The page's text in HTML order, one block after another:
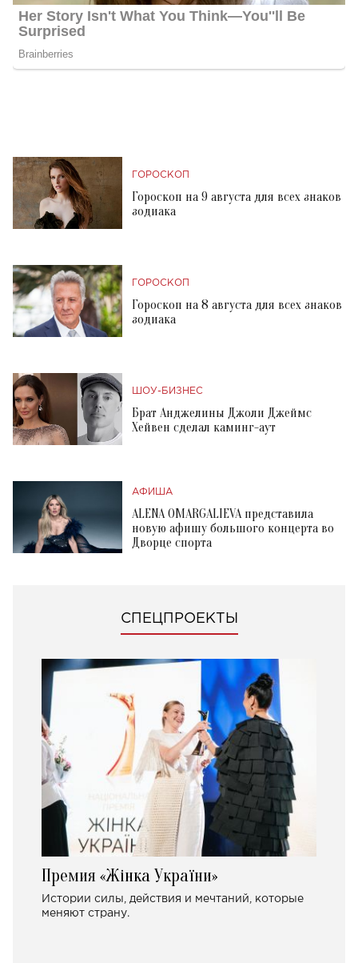
ГОРОСКОП
Гороскоп на 9 августа для всех знаков
зодиака
ГОРОСКОП
Гороскоп на 8 августа для всех знаков
зодиака
ШОУ-БИЗНЕС
Брат Анджелины Джоли Джеймс
Хейвен сделал каминг-аут
АФИША
ALENA OMARGALIEVA представила
новую афишу большого концерта во
Дворце спорта
СПЕЦПРОЕКТЫ
Премия «Жінка України»
Истории силы, действия и мечтаний, которые
меняют страну.